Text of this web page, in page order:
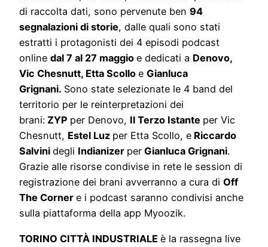
di raccolta dati, sono pervenute ben 94
segnalazioni di storie, dalle quali sono stati
estratti i protagonisti dei 4 episodi podcast
online dal 7 al 27 maggio e dedicati a Denovo,
Vic Chesnutt, Etta Scollo e Gianluca
Grignani. Sono state selezionate le 4 band del
territorio per le reinterpretazioni dei
brani: ZYP per Denovo, Il Terzo Istante per Vic
Chesnutt, Estel Luz per Etta Scollo, e Riccardo
Salvini degli Indianizer per Gianluca Grignani.
Grazie alle risorse condivise in rete le session di
registrazione dei brani avverranno a cura di Off
The Corner e i podcast saranno condivisi anche
sulla piattaforma della app Myoozik.
TORINO CITTÀ INDUSTRIALE è la rassegna live